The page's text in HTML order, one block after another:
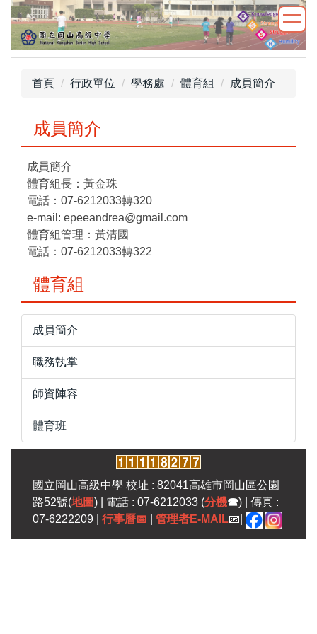
跳
到
要
首頁 行政單位 學務處 體育組 成員簡介
成員簡介
成員簡介
體育組長：黃金珠
電話：07-6212033轉320
e-mail: epeeandrea@gmail.com
體育組管理：黃清國
電話：07-6212033轉322
體育組
成員簡介
職務執掌
師資陣容
體育班
國立岡山高級中學 校址 : 82041高雄市岡山區公園
路52號(地圖) | 電話 : 07-6212033 (分機☎) | 傳真 :
07-6222209 | 行事曆📅 管理者E-MAIL📧|